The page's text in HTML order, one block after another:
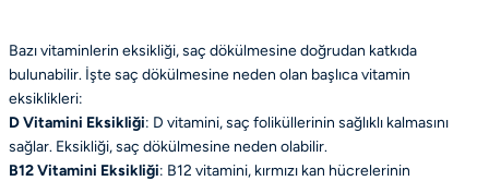
Bazı vitaminlerin eksikliği, saç dökülmesine doğrudan katkıda
bulunabilir. İşte saç dökülmesine neden olan başlıca vitamin
eksiklikleri:
D Vitamini Eksikliği: D vitamini, saç foliküllerinin sağlıklı kalmasını
sağlar. Eksikliği, saç dökülmesine neden olabilir.
B12 Vitamini Eksikliği: B12 vitamini, kırmızı kan hücrelerinin